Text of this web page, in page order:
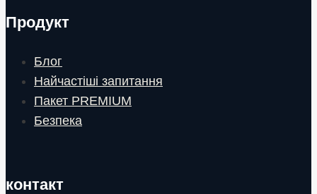
Продукт
Блог
Найчастіші запитання
Пакет PREMIUM
Безпека
контакт